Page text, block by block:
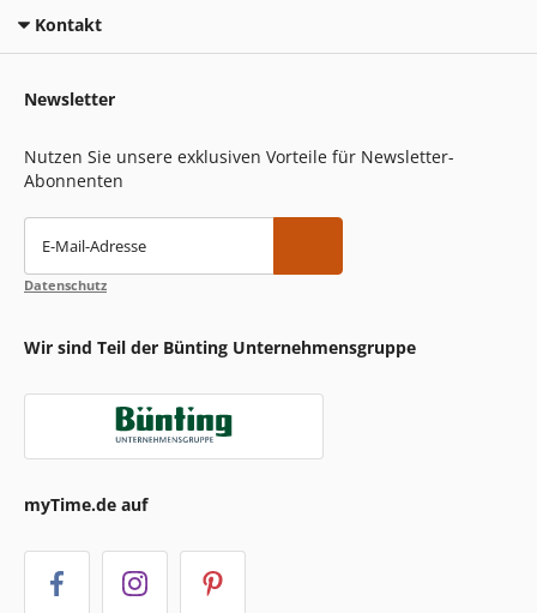
Kontakt
Newsletter
Nutzen Sie unsere exklusiven Vorteile für Newsletter-
Abonnenten
E-Mail-Adresse
Datenschutz
Wir sind Teil der Bünting Unternehmensgruppe
myTime.de auf